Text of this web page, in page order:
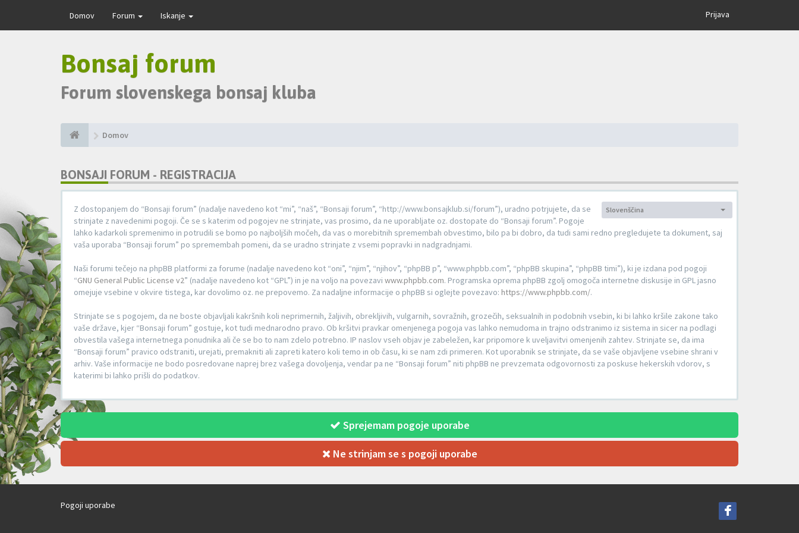
Domov Forum Iskanje Prijava ×
Bonsaj forum
Forum slovenskega bonsaj kluba
Domov
BONSAJI FORUM - REGISTRACIJA
Jezik:
Slovenščina
Z dostopanjem do “Bonsaji forum” (nadalje navedeno kot “mi”, “naš”, “Bonsaji forum”, “http://www.bonsajklub.si/forum”), uradno potrjujete, da se
strinjate z navedenimi pogoji. Če se s katerim od pogojev ne strinjate, vas prosimo, da ne uporabljate oz. dostopate do “Bonsaji forum”. Pogoje
lahko kadarkoli spremenimo in potrudili se bomo po najboljših močeh, da vas o morebitnih spremembah obvestimo, bilo pa bi dobro, da tudi sami redno pregledujete ta dokument, saj
vaša uporaba “Bonsaji forum” po spremembah pomeni, da se uradno strinjate z vsemi popravki in nadgradnjami.
Naši forumi tečejo na phpBB platformi za forume (nadalje navedeno kot “oni”, “njim”, “njihov”, “phpBB p”, “www.phpbb.com”, “phpBB skupina”, “phpBB timi”), ki je izdana pod pogoji
“GNU General Public License v2” (nadalje navedeno kot “GPL”) in je na voljo na povezavi www.phpbb.com. Programska oprema phpBB zgolj omogoča internetne diskusije in GPL jasno
omejuje vsebine v okvire tistega, kar dovolimo oz. ne prepovemo. Za nadaljne informacije o phpBB si oglejte povezavo: https://www.phpbb.com/.
Strinjate se s pogojem, da ne boste objavljali kakršnih koli neprimernih, žaljivih, obrekljivih, vulgarnih, sovražnih, grozečih, seksualnih in podobnih vsebin, ki bi lahko kršile zakone tako
vaše države, kjer “Bonsaji forum” gostuje, kot tudi mednarodno pravo. Ob kršitvi pravkar omenjenega pogoja vas lahko nemudoma in trajno odstranimo iz sistema in sicer na podlagi
obvestila vašega internetnega ponudnika ali če se bo to nam zdelo potrebno. IP naslov vseh objav je zabeležen, kar pripomore k uveljavitvi omenjenih zahtev. Strinjate se, da ima
“Bonsaji forum” pravico odstraniti, urejati, premakniti ali zapreti katero koli temo in ob času, ki se nam zdi primeren. Kot uporabnik se strinjate, da se vaše objavljene vsebine shrani v
arhiv. Vaše informacije ne bodo posredovane naprej brez vašega dovoljenja, vendar pa ne “Bonsaji forum” niti phpBB ne prevzemata odgovornosti za poskuse hekerskih vdorov, s
katerimi bi lahko prišli do podatkov.
Sprejemam pogoje uporabe
Ne strinjam se s pogoji uporabe
Pogoji uporabe